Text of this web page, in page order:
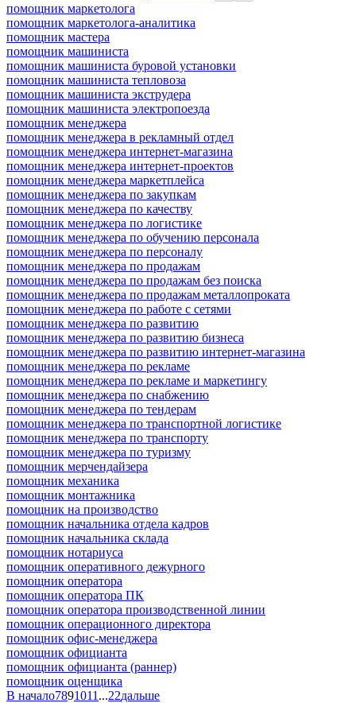
помощник маркетолога
помощник маркетолога-аналитика
помощник мастера
помощник машиниста
помощник машиниста буровой установки
помощник машиниста тепловоза
помощник машиниста экструдера
помощник машиниста электропоезда
помощник менеджера
помощник менеджера в рекламный отдел
помощник менеджера интернет-магазина
помощник менеджера интернет-проектов
помощник менеджера маркетплейса
помощник менеджера по закупкам
помощник менеджера по качеству
помощник менеджера по логистике
помощник менеджера по обучению персонала
помощник менеджера по персоналу
помощник менеджера по продажам
помощник менеджера по продажам без поиска
помощник менеджера по продажам металлопроката
помощник менеджера по работе с сетями
помощник менеджера по развитию
помощник менеджера по развитию бизнеса
помощник менеджера по развитию интернет-магазина
помощник менеджера по рекламе
помощник менеджера по рекламе и маркетингу
помощник менеджера по снабжению
помощник менеджера по тендерам
помощник менеджера по транспортной логистике
помощник менеджера по транспорту
помощник менеджера по туризму
помощник мерчендайзера
помощник механика
помощник монтажника
помощник на производство
помощник начальника отдела кадров
помощник начальника склада
помощник нотариуса
помощник оперативного дежурного
помощник оператора
помощник оператора ПК
помощник оператора производственной линии
помощник операционного директора
помощник офис-менеджера
помощник официанта
помощник официанта (раннер)
помощник оценщика
В начало7891011 ...22дальше